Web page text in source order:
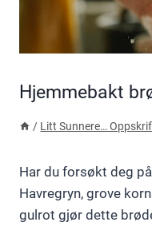
Hjemmebakt
/ Litt Sunnere…
Har du forsøkt deg
Havregryn, grove
gulrot gjør dette